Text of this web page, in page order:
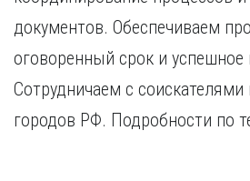
документов. Обеспечиваем
оговоренный срок и успешное
Сотрудничаем с соискателями
городов РФ. Подробности по